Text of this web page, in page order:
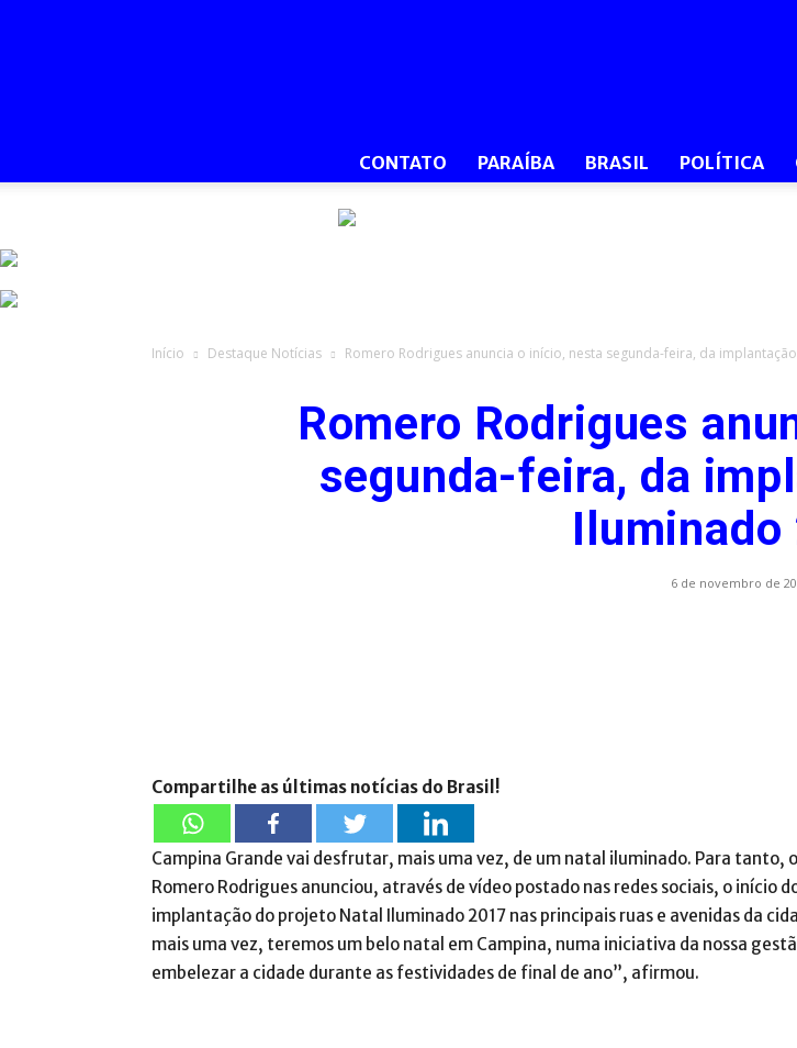
PB
CONTATO PARAÍBA BRASIL POLÍTICA
Início Destaque Notícias Romero Rodrigues anuncia o início, nesta segunda-feira, da
Romero Rodrigues
segunda-feira, da
Iluminado
6 de novembro de
Compartilhe as últimas notícias do Brasil!
Campina Grande vai desfrutar, mais uma vez, de um natal iluminado. Para tanto,
Romero Rodrigues anunciou, através de vídeo postado nas redes sociais, o início
implantação do projeto Natal Iluminado 2017 nas principais ruas e avenidas da
mais uma vez, teremos um belo natal em Campina, numa iniciativa da nossa
embelezar a cidade durante as festividades de final de ano”, afirmou.